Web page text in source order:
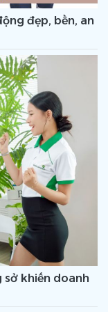
đẹp, bền, an
sở khiến doanh